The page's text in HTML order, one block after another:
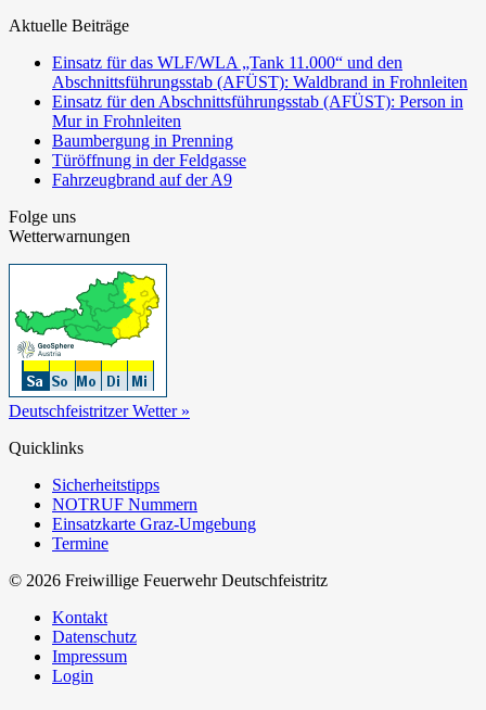
Aktuelle Beiträge
Einsatz für das WLF/WLA „Tank 11.000“ und den
Abschnittsführungsstab (AFÜST): Waldbrand in Frohnleiten
Einsatz für den Abschnittsführungsstab (AFÜST): Person in
Mur in Frohnleiten
Baumbergung in Prenning
Türöffnung in der Feldgasse
Fahrzeugbrand auf der A9
Folge uns
Wetterwarnungen
Deutschfeistritzer Wetter »
Quicklinks
Sicherheitstipps
NOTRUF Nummern
Einsatzkarte Graz-Umgebung
Termine
© 2026 Freiwillige Feuerwehr Deutschfeistritz
Kontakt
Datenschutz
Impressum
Login